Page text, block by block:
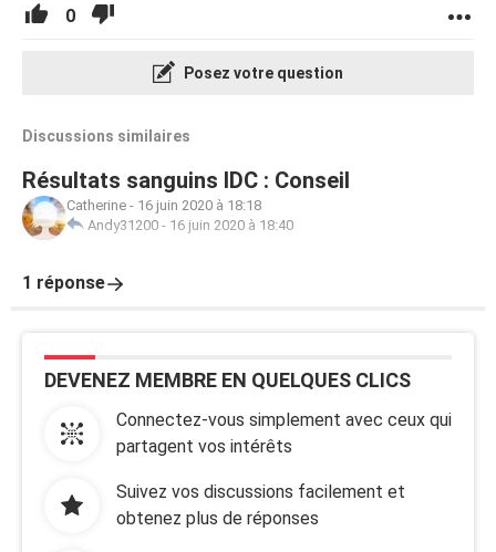
0
Posez votre question
Discussions similaires
Résultats sanguins IDC : Conseil
Catherine - 16 juin 2020 à 18:18
Andy31200 - 16 juin 2020 à 18:40
1 réponse
DEVENEZ MEMBRE EN QUELQUES CLICS
Connectez-vous simplement avec ceux qui
partagent vos intérêts
Suivez vos discussions facilement et
obtenez plus de réponses